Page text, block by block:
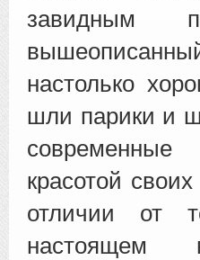
завидным
настолько
шли парики и
красотой
отличии от
настоящем